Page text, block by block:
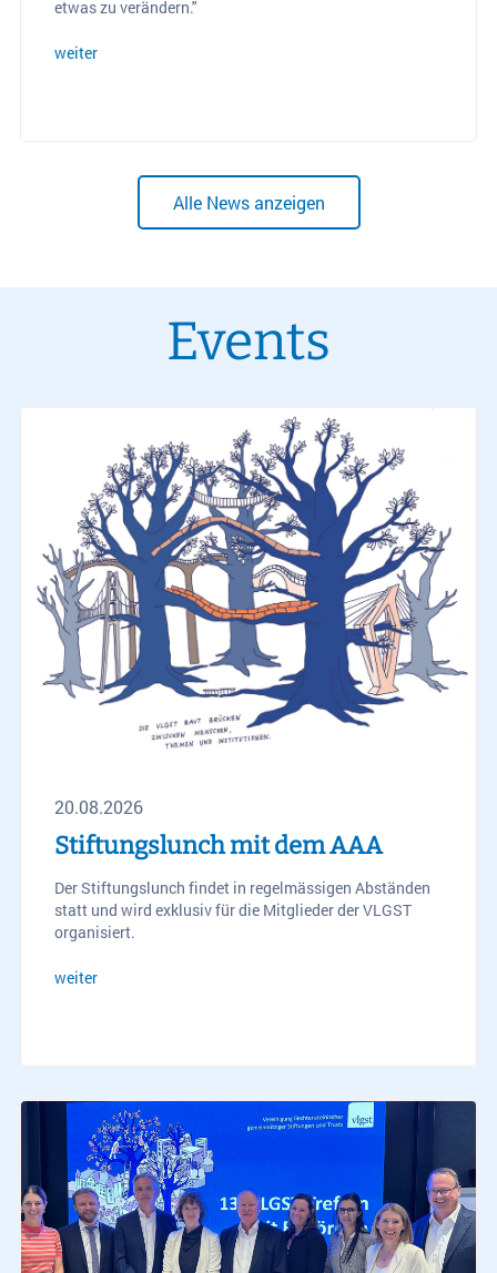
etwas zu verändern."
weiter
Alle News anzeigen
Events
20.08.2026
Stiftungslunch mit dem AAA
Der Stiftungslunch findet in regelmässigen Abständen
statt und wird exklusiv für die Mitglieder der VLGST
organisiert.
weiter